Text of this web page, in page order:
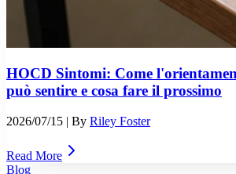
HOCD Sintomi: Come
può sentire e cosa fare il prossimo
2026/07/15 | By Riley Foster
Read More
Blog